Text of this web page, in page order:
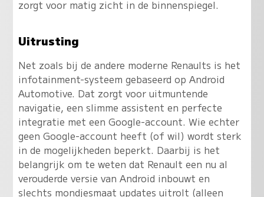
zorgt voor matig zicht in de binnenspiegel.
Uitrusting
Net zoals bij de andere moderne Renaults is het
infotainment-systeem gebaseerd op Android
Automotive. Dat zorgt voor uitmuntende
navigatie, een slimme assistent en perfecte
integratie met een Google-account. Wie echter
geen Google-account heeft (of wil) wordt sterk
in de mogelijkheden beperkt. Daarbij is het
belangrijk om te weten dat Renault een nu al
verouderde versie van Android inbouwt en
slechts mondjesmaat updates uitrolt (alleen